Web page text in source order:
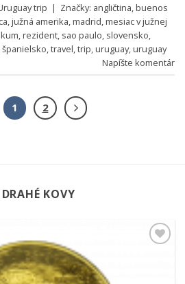
trip | Značky: angličtina,buenos
,južná amerika,madrid,mesiac v južnej
,rezident, sao paulo, slovensko,
španielsko,travel,trip,uruguay,uruguay
Napíšte komentár
1 2
KOVY